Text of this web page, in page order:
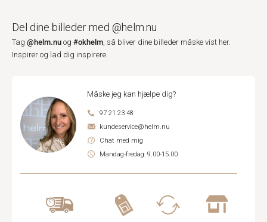
Del dine billeder med @helm.nu
Tag @helm.nu og #okhelm, så bliver dine billeder måske vist her.
Inspirer og lad dig inspirere.
Måske jeg kan hjælpe dig?
97 21 23 48
kundeservice@helm.nu
Chat med mig
Mandag-fredag: 9.00-15.00